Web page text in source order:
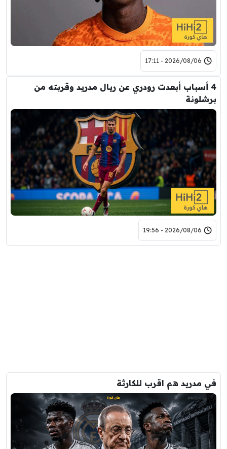
2026/08/06 - 17:11
4 أسباب أبعدت رودري عن ريال مدريد وقربته من
برشلونة
2026/08/06 - 19:56
في مدريد هم اقرب للكارثة